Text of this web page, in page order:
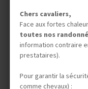
cheval.Tout
Chers cavaliers,
Face aux fortes
toutes nos
information contraire
prestataires).
Pour garantir la
comme chevaux) :